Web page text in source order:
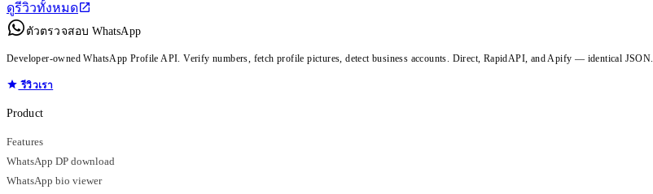
ดูรีวิวทั้งหมด
ตัวตรวจสอบ WhatsApp
Developer-owned WhatsApp Profile API. Verify numbers, fetch profile pictures, detect business accounts. Direct, RapidAPI, and Apify — identical JSON.
รีวิวเรา
Product
Features
WhatsApp DP download
WhatsApp bio viewer